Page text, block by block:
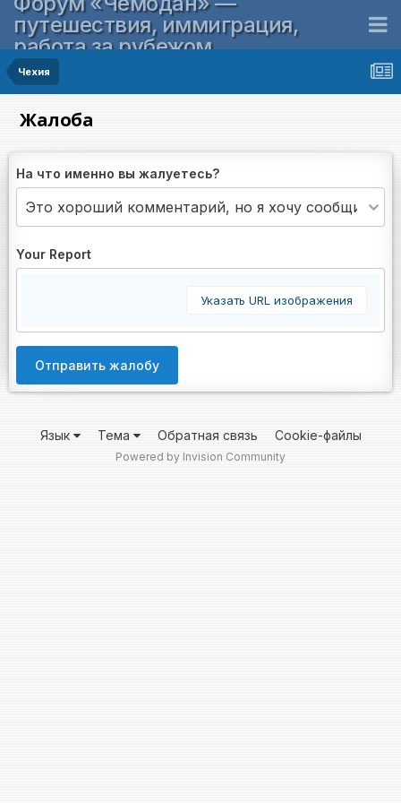
путешествия, иммиграция,
работа за рубежом
Чехия
Жалоба
На что именно вы жалуетесь?
Your Report
Указать URL изображения
Отправить жалобу
Язык Тема Обратная связь Cookie-файлы
Powered by Invision Community